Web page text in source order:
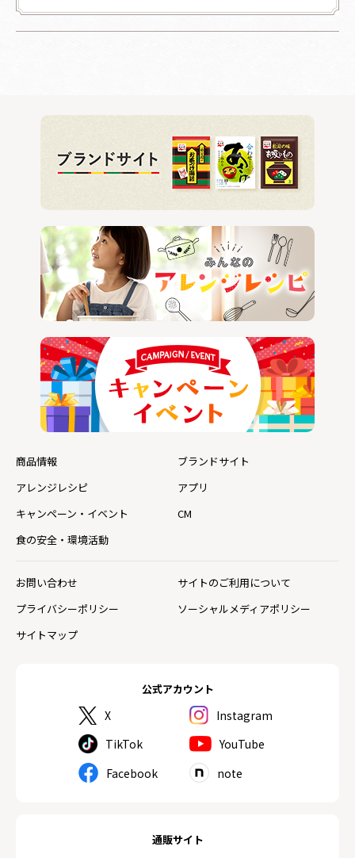
公式アカウント
X
Instagram
TikTok
YouTube
Facebook
note
通販サイト
商品情報
ブランドサイト
アレンジレシピ
アプリ
キャンペーン・イベント
CM
食の安全・環境活動
お問い合わせ
サイトのご利用について
プライバシーポリシー
ソーシャルメディアポリシー
サイトマップ